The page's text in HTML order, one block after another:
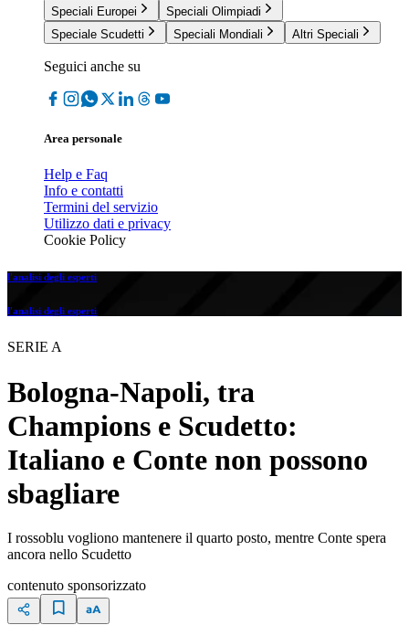
Speciali Europei
Speciali Olimpiadi
Speciale Scudetti
Speciali Mondiali Altri Speciali
Seguici anche su
Area personale
Help e Faq
Info e contatti
Termini del servizio
Utilizzo dati e privacy
Cookie Policy
l'analisi degli esperti
l'analisi degli esperti
SERIE A
Bologna-Napoli, tra
Champions e Scudetto:
Italiano e Conte non possono
sbagliare
I rossoblu vogliono mantenere il quarto posto, mentre Conte spera
ancora nello Scudetto
contenuto sponsorizzato